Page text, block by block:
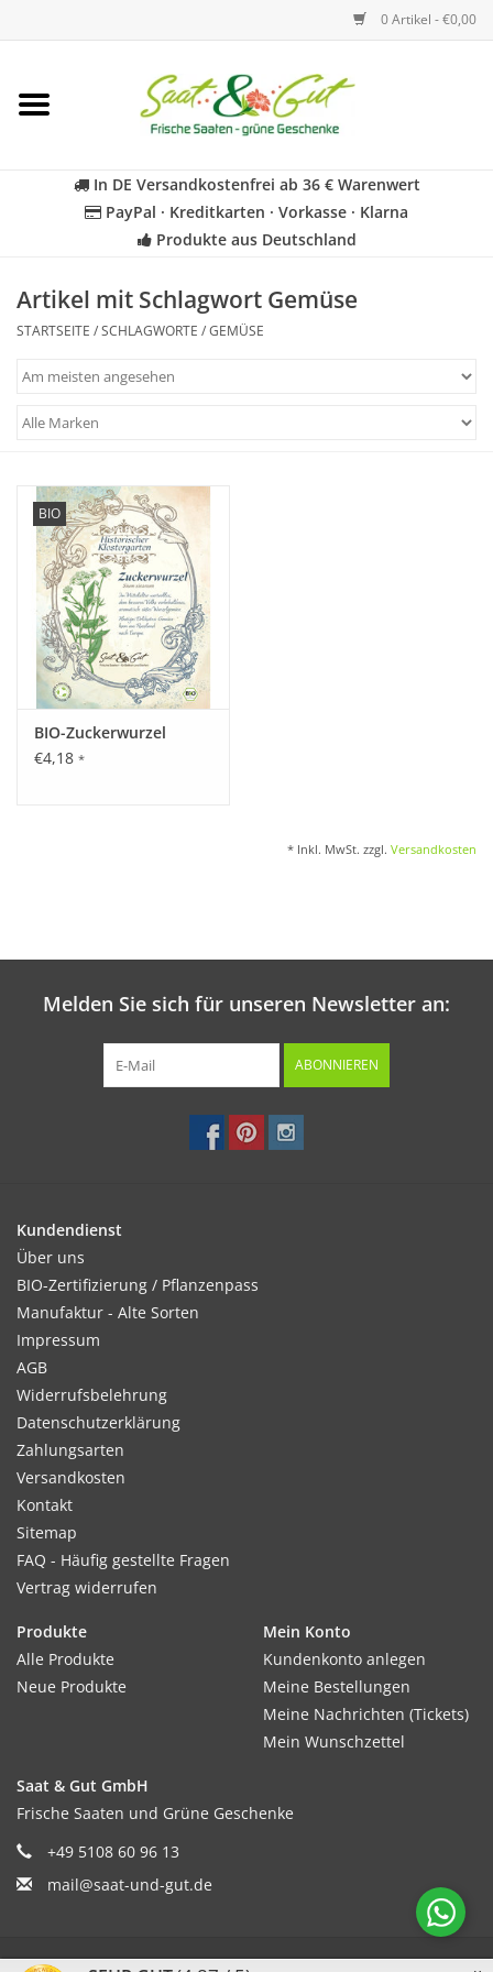
0 Artikel - €0,00
Startseite
Kräuter
Für Kinder
Katalog
In DE Versandkostenfrei ab 36 € Warenwert
PayPal · Kreditkarten · Vorkasse · Klarna
Produkte aus Deutschland
Artikel mit Schlagwort Gemüse
STARTSEITE /SCHLAGWORTE /GEMÜSE
BIO
BIO-Zuckerwurzel
€4,18 *
* Inkl. MwSt. zzgl. Versandkosten
Melden Sie sich für unseren Newsletter an:
ABONNIEREN
Kundendienst
Über uns
BIO-Zertifizierung / Pflanzenpass
Manufaktur - Alte Sorten
Impressum
AGB
Widerrufsbelehrung
Datenschutzerklärung
Zahlungsarten
Versandkosten
Kontakt
Sitemap
FAQ - Häufig gestellte Fragen
Vertrag widerrufen
Produkte
Alle Produkte
Neue Produkte
Mein Konto
Kundenkonto anlegen
Meine Bestellungen
Meine Nachrichten (Tickets)
Mein Wunschzettel
Saat & Gut GmbH
Frische Saaten und Grüne Geschenke
+49 5108 60 96 13
mail@saat-und-gut.de
© Copyright 2026 Saat & Gut - Powered by